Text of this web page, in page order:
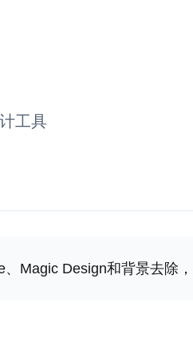
工具
Magic Design和背景去除